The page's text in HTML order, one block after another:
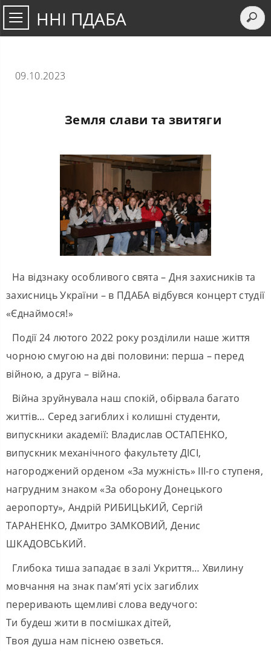
ННІ ПДАБА
09.10.2023
Земля слави та звитяги
На відзнаку особливого свята – Дня захисників та
захисниць України – в ПДАБА відбувся концерт студії
«Єднаймося!»
Події 24 лютого 2022 року розділили наше життя
чорною смугою на дві половини: перша – перед
війною, а друга – війна.
Війна зруйнувала наш спокій, обірвала багато
життів… Серед загиблих і колишні студенти,
випускники академії: Владислав ОСТАПЕНКО,
випускник механічного факультету ДІСІ,
нагороджений орденом «За мужність» ІІІ-го ступеня,
нагрудним знаком «За оборону Донецького
аеропорту», Андрій РИБИЦЬКИЙ, Сергій
ТАРАНЕНКО, Дмитро ЗАМКОВИЙ, Денис
ШКАДОВСЬКИЙ.
Глибока тиша западає в залі Укриття… Хвилину
мовчання на знак пам’яті усіх загиблих
переривають щемливі слова ведучого:
Ти будеш жити в посмішках дітей,
Твоя душа нам піснею озветься.